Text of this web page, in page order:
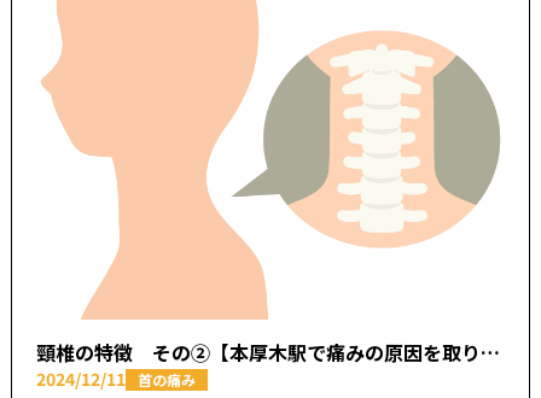
頸椎の特徴 その②【本厚木駅で痛みの原因を取り除く あかつき整骨院】
2024/12/11 首の痛み